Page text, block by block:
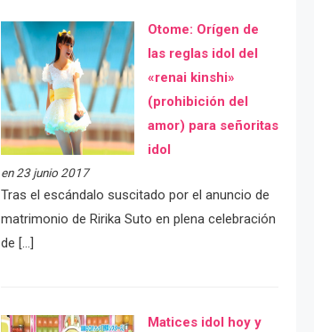
Otome: Orígen de
las reglas idol del
«renai kinshi»
(prohibición del
amor) para señoritas
idol
en 23 junio 2017
Tras el escándalo suscitado por el anuncio de
matrimonio de Ririka Suto en plena celebración
de […]
Matices idol hoy y